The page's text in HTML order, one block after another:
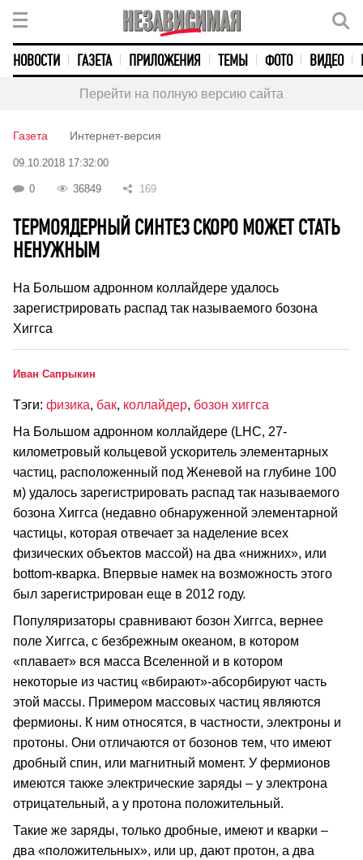
НОВОСТИ ГАЗЕТА ПРИЛОЖЕНИЯ ТЕМЫ ФОТО ВИДЕО
Перейти на полную версию сайта
Газета Интернет-версия
09.10.2018 17:32:00
0 36849 169
ТЕРМОЯДЕРНЫЙ СИНТЕЗ СКОРО МОЖЕТ СТАТЬ
НЕНУЖНЫМ
На Большом адронном коллайдере удалось
зарегистрировать распад так называемого бозона
Хиггса
Иван Сапрыкин
Тэги: физика, бак, коллайдер, бозон хиггса
На Большом адронном коллайдере (LHC, 27-
километровый кольцевой ускоритель элементарных
частиц, расположенный под Женевой на глубине 100
м) удалось зарегистрировать распад так называемого
бозона Хиггса (недавно обнаруженной элементарной
частицы, которая отвечает за наделение всех
физических объектов массой) на два «нижних», или
bottom-кварка. Впервые намек на возможность этого
был зарегистрирован еще в 2012 году.
Популяризаторы сравнивают бозон Хиггса, вернее
поле Хиггса, с безбрежным океаном, в котором
«плавает» вся масса Вселенной и в котором
некоторые из частиц «вбирают»-абсорбируют часть
этой массы. Примером массовых частиц являются
фермионы. К ним относятся, в частности, электроны и
протоны. Они отличаются от бозонов тем, что имеют
дробный спин, или магнитный момент. У фермионов
имеются также электрические заряды – у электрона
отрицательный, а у протона положительный.
Такие же заряды, только дробные, имеют и кварки –
два «положительных», или up, дают протон, а два